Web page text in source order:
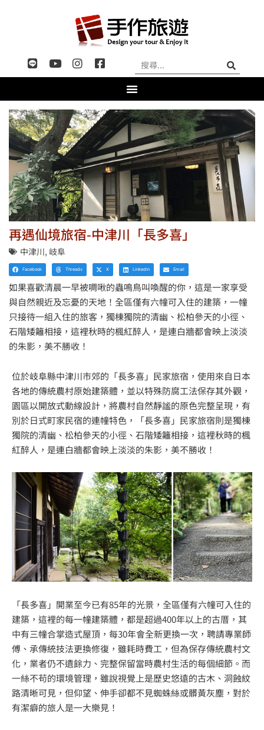
再遇仙境旅宿-中津川「長多喜」
中津川, 岐阜
Facebook Threads X LinkedIn Email
如果喜歡清晨一早被啁啾的蟲鳴鳥叫喚醒的你，這是一家享受
與自然親近及忘憂的天地！全區僅有六幢可入住的建築，一幢
只接待一組入住的旅客，獨棟獨院的清幽、松柏參天的小徑、
石階矮籬相接，這裡秋時的楓紅醉人，是連白牆都會映上淡淡
的朱影，美不勝收！
位於岐阜縣中津川市郊的「長多喜」民家旅宿，使用來自日本
各地的傳統農村原始建築體，並以特殊防腐工法保存其外觀，
園區以開放式動線設計，將農村自然靜謐的原色完整呈現，有
別於日式町家民宿的連幢特色，「長多喜」民家旅宿則是獨棟
獨院的清幽、松柏參天的小徑、石階矮籬相接，這裡秋時的楓
紅醉人，是連白牆都會映上淡淡的朱影，美不勝收！
「長多喜」開業至今已有85年的光景，全區僅有六幢可入住的
建築，這裡的每一幢建築體，都是超過400年以上的古厝，其
中有三幢合掌造式屋頂，每30年會全新更換一次，聘請專業師
傅、承傳統技法更換修復，雖耗時費工，但為保存傳統農村文
化，業者仍不遺餘力、完整保留當時農村生活的每個細節。而
一絲不苟的環境管理，雖說視覺上是歷史悠遠的古木、洞蝕紋
路清晰可見，但仰望、伸手卻都不見蜘蛛絲或髒黃灰塵，對於
有潔癖的旅人是一大樂見！